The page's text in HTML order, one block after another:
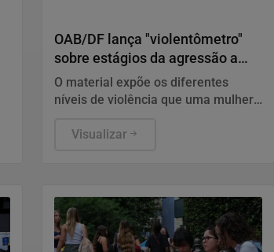
OAB/DF lança "violentômetro"
sobre estágios da agressão a
mulheres
O material expõe os diferentes
níveis de violência que uma mulher
estágios: "Fique Atenta", "Proteja-se"
Visualizar